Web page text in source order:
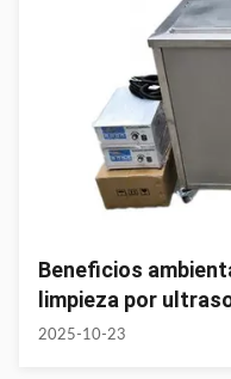
Beneficios
limpieza por
automotriz
2025-10-23